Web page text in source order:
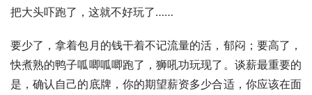
把大头吓跑了，这就不好玩了……
要少了，拿着包月的钱干着不记流量的活，郁闷；要高了，
快煮熟的鸭子呱唧呱唧跑了，狮吼功玩现了。谈薪最重要的
是，确认自己的底牌，你的期望薪资多少合适，你应该在面